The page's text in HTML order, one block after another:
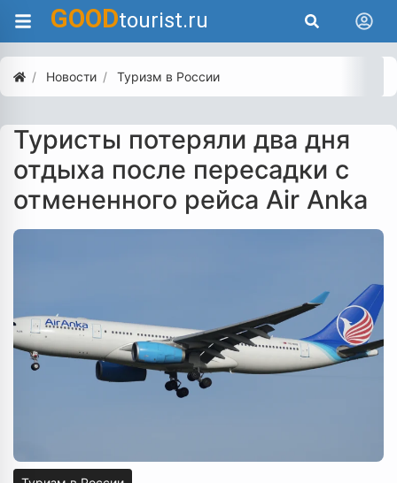
GOODtourist.ru
Новости Туризм в России
Туристы потеряли два дня
отдыха после пересадки с
отмененного рейса Air Anka